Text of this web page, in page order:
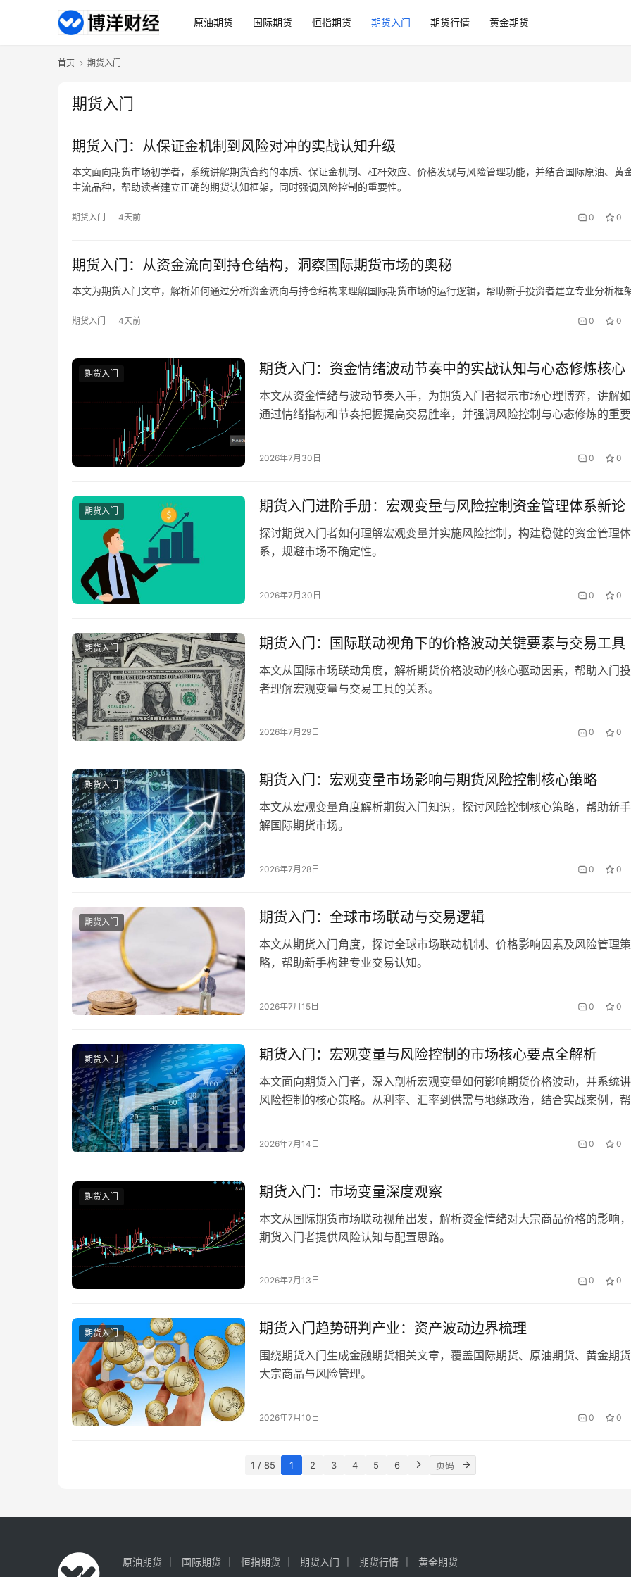
原油期货 国际期货 恒指期货 期货入门 期货行情 黄金期货
首页 期货入门
期货入门
期货入门：从保证金机制到风险对冲的实战认知升级
本文面向期货市场初学者，系统讲解期货合约的本质、保证金机制、杠杆效应、价格发现与风险管理功能，并结合国际原油、黄
主流品种，帮助读者建立正确的期货认知框架，同时强调风险控制的重要性。
期货入门 4天前 0 0
期货入门：从资金流向到持仓结构，洞察国际期货市场的奥秘
本文为期货入门文章，解析如何通过分析资金流向与持仓结构来理解国际期货市场的运行逻辑，帮助新手投资者建立专业分析框架
期货入门 4天前 0 0
期货入门 期货入门：资金情绪波动节奏中的实战认知与心态修炼核心
本文从资金情绪与波动节奏入手，为期货入门者揭示市场心理博弈，讲解
通过情绪指标和节奏把握提高交易胜率，并强调风险控制与心态修炼的重要
2026年7月30日 0 0
期货入门 期货入门进阶手册：宏观变量与风险控制资金管理体系新论
探讨期货入门者如何理解宏观变量并实施风险控制，构建稳健的资金管理体
系，规避市场不确定性。
2026年7月30日 0 0
期货入门 期货入门：国际联动视角下的价格波动关键要素与交易工具
本文从国际市场联动角度，解析期货价格波动的核心驱动因素，帮助入门
者理解宏观变量与交易工具的关系。
2026年7月29日 0 0
期货入门 期货入门：宏观变量市场影响与期货风险控制核心策略
本文从宏观变量角度解析期货入门知识，探讨风险控制核心策略，帮助新
解国际期货市场。
2026年7月28日 0 0
期货入门 期货入门：全球市场联动与交易逻辑
本文从期货入门角度，探讨全球市场联动机制、价格影响因素及风险管理策
略，帮助新手构建专业交易认知。
2026年7月15日 0 0
期货入门 期货入门：宏观变量与风险控制的市场核心要点全解析
本文面向期货入门者，深入剖析宏观变量如何影响期货价格波动，并系统
风险控制的核心策略。从利率、汇率到供需与地缘政治，结合实战案例，帮
2026年7月14日 0 0
期货入门 期货入门：市场变量深度观察
本文从国际期货市场联动视角出发，解析资金情绪对大宗商品价格的影响
期货入门者提供风险认知与配置思路。
2026年7月13日 0 0
期货入门 期货入门趋势研判产业：资产波动边界梳理
围绕期货入门生成金融期货相关文章，覆盖国际期货、原油期货、黄金期货
大宗商品与风险管理。
2026年7月10日 0 0
1 / 85 1 2 3 4 5 6
原油期货 国际期货 恒指期货 期货入门 期货行情 黄金期货